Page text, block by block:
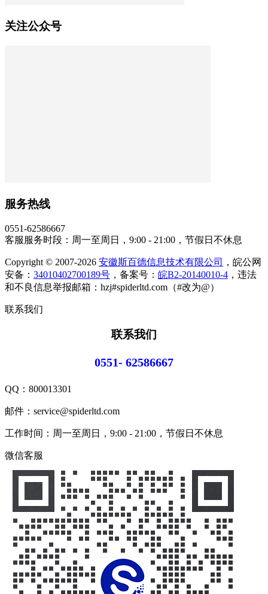
关注公众号
服务热线
0551-62586667
客服服务时段：周一至周日，9:00 - 21:00，节假日不休息
Copyright © 2007-2026 安徽斯百德信息技术有限公司
，皖公网
安备： 34010402700189号 ，备案号： 皖B2-20140010-4 ，违法
和不良信息举报邮箱：hzj#spiderltd.com（#改为@）
联系我们
联系我们
0551- 62586667
QQ： 800013301
邮件：service@spiderltd.com
工作时间：周一至周日，9:00 - 21:00，节假日不休息
微信客服